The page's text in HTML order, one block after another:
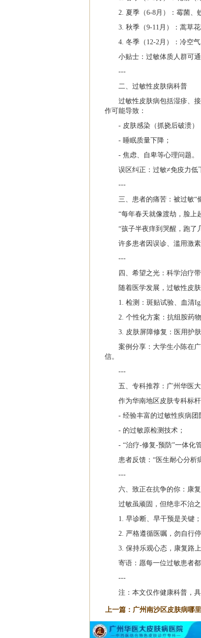
2. 夏季（6-8月）：霉菌、
3. 秋季（9-11月）：蒿草
4. 冬季（12-2月）：冷空
小贴士：过敏体质人群可
---
二、过敏性皮肤病科普
过敏性皮肤病包括湿疹、
作可能导致：
- 皮肤感染（抓挠后破溃）
- 睡眠质量下降；
- 焦虑、自卑等心理问题。
误区纠正：过敏≠免疫力低
---
三、患者的痛苦：被过敏“
“每年春天就像渡劫，脸
“孩子半夜痒到哭醒，跑
许多患者因误诊、滥用激
---
四、希望之光：科学治疗
随着医学发展，过敏性皮
1. 检测：斑贴试验、血清
2. 个性化方案：抗组胺药
3. 皮肤屏障修复：医用护
案例分享：大学生小陈在
信。
---
五、专科推荐：广州华医
作为华南地区皮肤专科标
- 经验丰富的过敏性疾病团
- 的过敏原检测技术；
- “治疗-修复-预防”一体化
患者反馈：“医生耐心分析
---
六、致正在抗争的你：康
过敏虽顽固，但绝非不治
1. 早诊断、早干预是关键；
2. 严格遵循医嘱，勿自行停
3. 保持乐观心态，康复路
寄语：愿每一位过敏患者
---
注：本文仅作健康科普，
上一篇： 广州南沙区皮肤病哪